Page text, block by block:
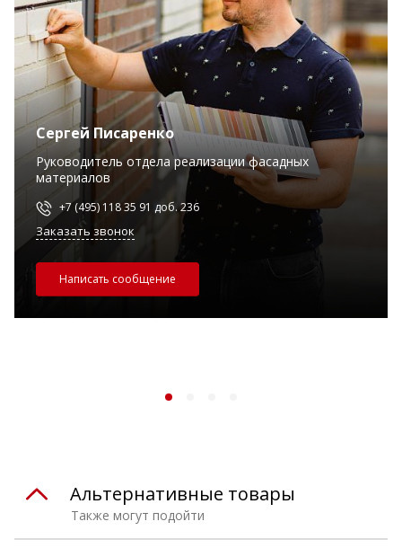
Сергей Писаренко
Руководитель отдела реализации фасадных
материалов
+7 (495) 118 35 91 доб. 236
Заказать звонок
Написать сообщение
Также могут подойти
Альтернативные товары